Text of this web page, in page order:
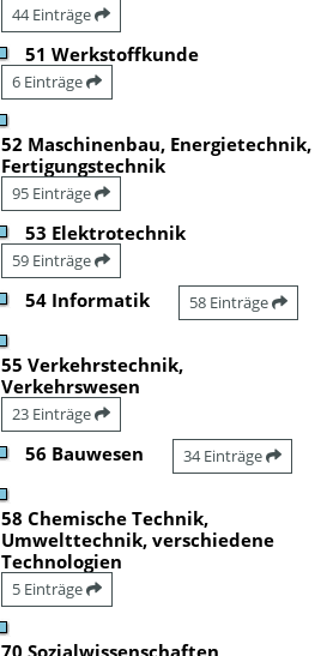
44 Einträge
51 Werkstoffkunde
6 Einträge
52 Maschinenbau, Energietechnik,
Fertigungstechnik
95 Einträge
53 Elektrotechnik
59 Einträge
54 Informatik 58 Einträge
55 Verkehrstechnik,
Verkehrswesen
23 Einträge
56 Bauwesen 34 Einträge
58 Chemische Technik,
Umwelttechnik, verschiedene
Technologien
5 Einträge
70 Sozialwissenschaften